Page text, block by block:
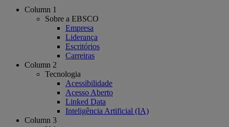
Column 1
Sobre a EBSCO
Empresa
Liderança
Escritórios
Carreiras
Column 2
Tecnologia
Acessibilidade
Acesso Aberto
Linked Data
Inteligência Artificial (IA)
Column 3